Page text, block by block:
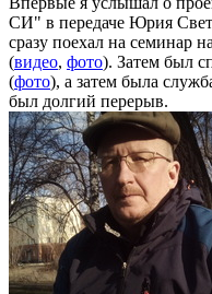
СИ" в передаче Юрия
сразу поехал на семинар
(видео, фото). Затем был
(фото), а затем была
был долгий перерыв.